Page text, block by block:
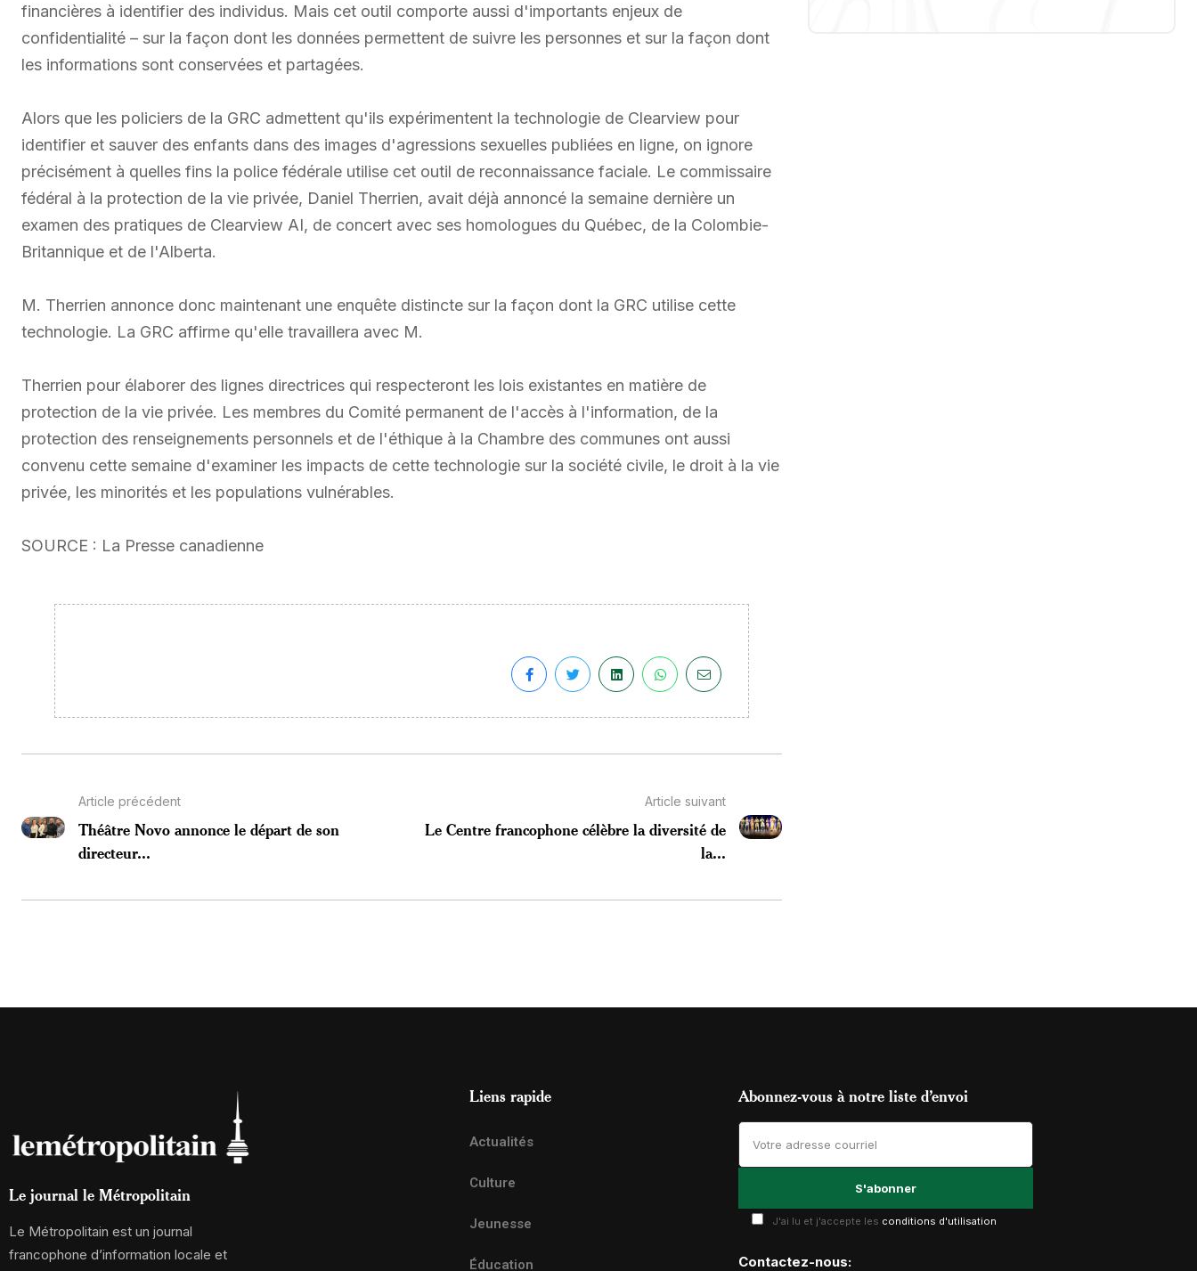
financières à identifier des individus. Mais cet outil comporte aussi d'importants enjeux de
confidentialité – sur la façon dont les données permettent de suivre les personnes et sur la façon dont
les informations sont conservées et partagées.
Alors que les policiers de la GRC admettent qu'ils expérimentent la technologie de Clearview pour
identifier et sauver des enfants dans des images d'agressions sexuelles publiées en ligne, on ignore
précisément à quelles fins la police fédérale utilise cet outil de reconnaissance faciale. Le commissaire
fédéral à la protection de la vie privée, Daniel Therrien, avait déjà annoncé la semaine dernière un
examen des pratiques de Clearview AI, de concert avec ses homologues du Québec, de la Colombie-
Britannique et de l'Alberta.
M. Therrien annonce donc maintenant une enquête distincte sur la façon dont la GRC utilise cette
technologie. La GRC affirme qu'elle travaillera avec M.
Therrien pour élaborer des lignes directrices qui respecteront les lois existantes en matière de
protection de la vie privée. Les membres du Comité permanent de l'accès à l'information, de la
protection des renseignements personnels et de l'éthique à la Chambre des communes ont aussi
convenu cette semaine d'examiner les impacts de cette technologie sur la société civile, le droit à la vie
privée, les minorités et les populations vulnérables.
SOURCE : La Presse canadienne
Article précédent
Théâtre Novo annonce le départ de son
directeur...
Article suivant
Le Centre francophone célèbre la diversité de
la...
Le journal le Métropolitain
Le Métropolitain est un journal
francophone d’information locale et
Liens rapide
Actualités
Culture
Jeunesse
Éducation
Abonnez-vous à notre liste d’envoi
J'ai lu et j'accepte les conditions d'utilisation
Contactez-nous: